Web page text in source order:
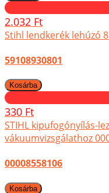
2.032 Ft
Stihl lendkerék lehúzó
59108930801
330 Ft
STIHL kipufogónyílás-
vákuumvizsgálathoz
00008558106